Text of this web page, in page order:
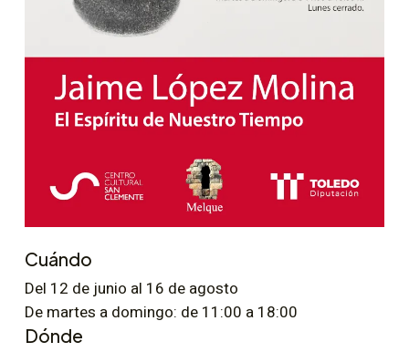
Cuándo
Del 12 de junio al 16 de agosto
De martes a domingo: de 11:00 a 18:00
Dónde